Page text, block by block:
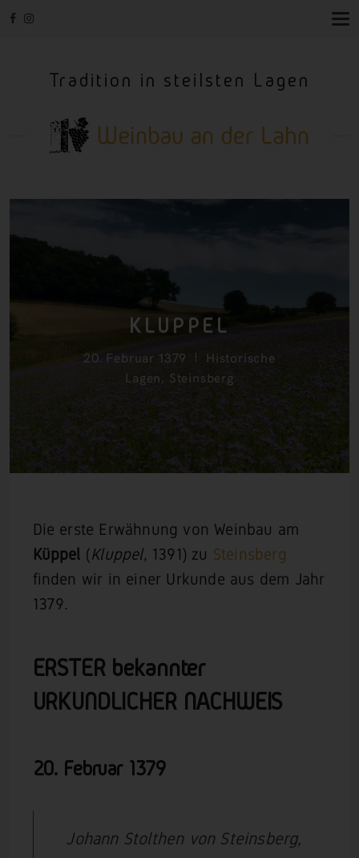
T
Tradition in steilsten Lagen
KLUPPEL
20. Februar 1379
Historische
Lagen, Steinsberg
Die erste Erwähnung von Weinbau am
Küppel (Kluppel, 1391) zu Steinsberg
finden wir in einer Urkunde aus dem Jahr
1379.
ERSTER bekannter
URKUNDLICHER NACHWEIS
20. Februar 1379
Johann Stolthen von Steinsberg,